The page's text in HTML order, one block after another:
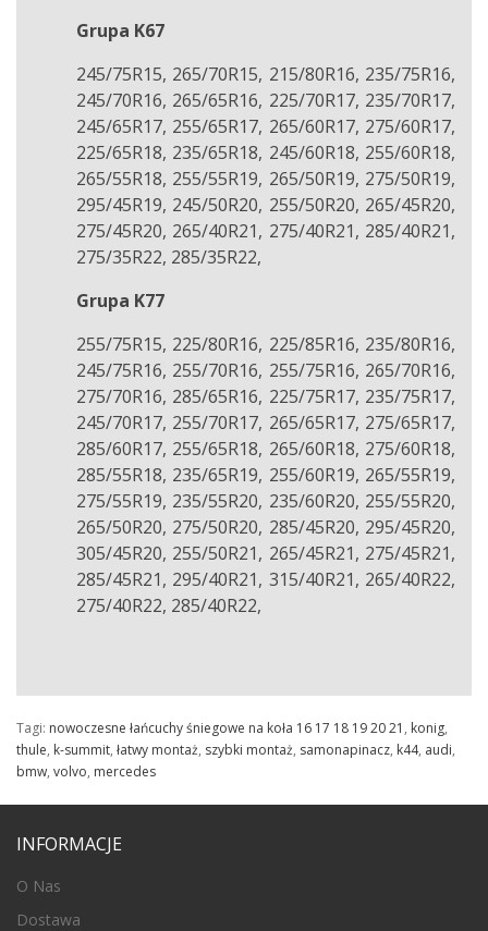
Grupa K67
245/75R15, 265/70R15, 215/80R16, 235/75R16,
245/70R16, 265/65R16, 225/70R17, 235/70R17,
245/65R17, 255/65R17, 265/60R17, 275/60R17,
225/65R18, 235/65R18, 245/60R18, 255/60R18,
265/55R18, 255/55R19, 265/50R19, 275/50R19,
295/45R19, 245/50R20, 255/50R20, 265/45R20,
275/45R20, 265/40R21, 275/40R21, 285/40R21,
275/35R22, 285/35R22,
Grupa K77
255/75R15, 225/80R16, 225/85R16, 235/80R16,
245/75R16, 255/70R16, 255/75R16, 265/70R16,
275/70R16, 285/65R16, 225/75R17, 235/75R17,
245/70R17, 255/70R17, 265/65R17, 275/65R17,
285/60R17, 255/65R18, 265/60R18, 275/60R18,
285/55R18, 235/65R19, 255/60R19, 265/55R19,
275/55R19, 235/55R20, 235/60R20, 255/55R20,
265/50R20, 275/50R20, 285/45R20, 295/45R20,
305/45R20, 255/50R21, 265/45R21, 275/45R21,
285/45R21, 295/40R21, 315/40R21, 265/40R22,
275/40R22, 285/40R22,
Tagi: nowoczesne łańcuchy śniegowe na koła 16 17 18 19 20 21 , konig,
thule, k-summit, łatwy montaż, szybki montaż, samonapinacz, k44, audi,
bmw, volvo, mercedes
INFORMACJE
O Nas
Dostawa